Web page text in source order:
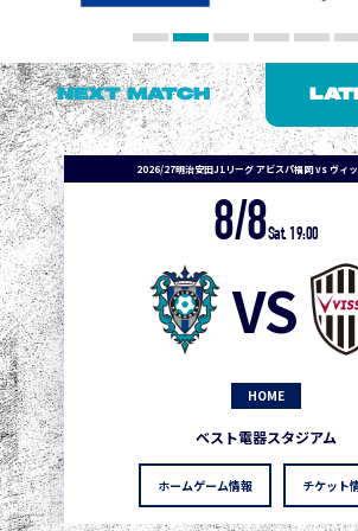
NEXT MATCH
2026/27明治安田J1リーグ アビスパ福岡 vs ヴィ
8/8Sat. 19:00
VS
HOME
ベスト電器スタジアム
ホームゲーム情報 チケット